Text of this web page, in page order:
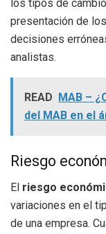
los tipos de
presentación de
decisiones
analistas.
READ MAB –
del MAB en el
Riesgo
El riesgo
variaciones en el
de una empresa.